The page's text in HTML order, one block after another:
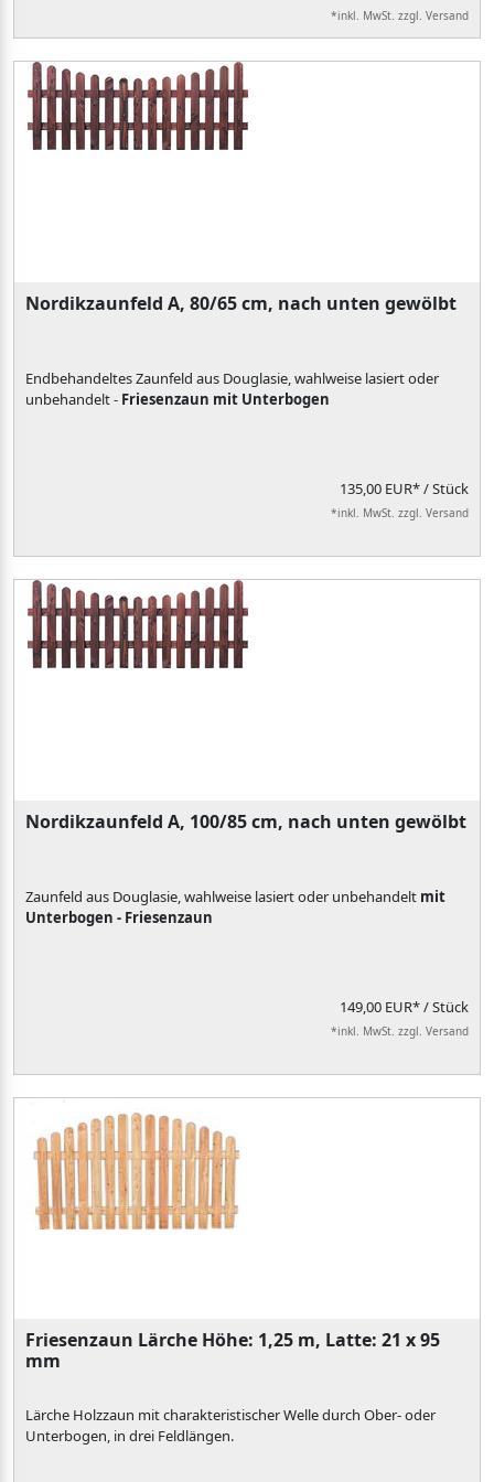
*inkl. MwSt. zzgl. Versand
Nordikzaunfeld A, 80/65 cm, nach unten gewölbt
Endbehandeltes Zaunfeld aus Douglasie, wahlweise lasiert oder
unbehandelt - Friesenzaun mit Unterbogen
135,00 EUR*/ Stück
*inkl. MwSt. zzgl. Versand
Nordikzaunfeld A, 100/85 cm, nach unten gewölbt
Zaunfeld aus Douglasie, wahlweise lasiert oder unbehandelt mit
Unterbogen - Friesenzaun
149,00 EUR*/ Stück
*inkl. MwSt. zzgl. Versand
Friesenzaun Lärche Höhe: 1,25 m, Latte: 21 x 95
mm
Lärche Holzzaun mit charakteristischer Welle durch Ober- oder
Unterbogen, in drei Feldlängen.